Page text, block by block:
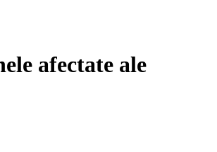
afectate ale